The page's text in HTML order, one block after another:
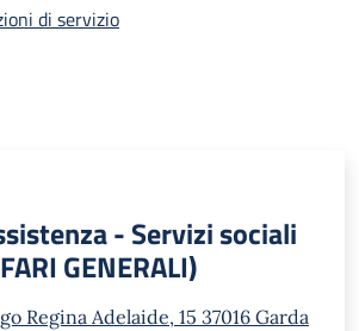
di servizio
- Servizi sociali
GENERALI)
Regina Adelaide, 15 37016 Garda